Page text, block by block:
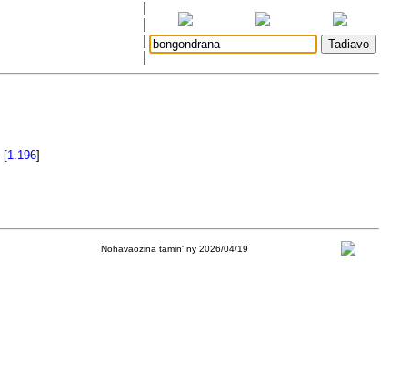
[1.196]
Nohavaozina tamin' ny 2026/04/19